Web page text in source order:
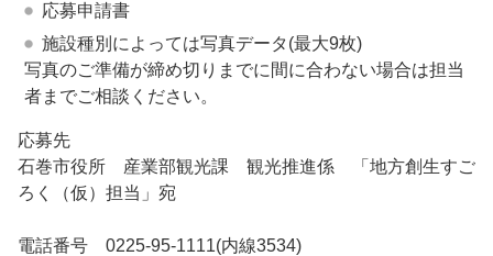
応募申請書
施設種別によっては写真データ(最大9枚)
写真のご準備が締め切りまでに間に合わない場合は担当
者までご相談ください。
応募先
石巻市役所 産業部観光課 観光推進係 「地方創生すご
ろく（仮）担当」宛
電話番号 0225-95-1111(内線3534)